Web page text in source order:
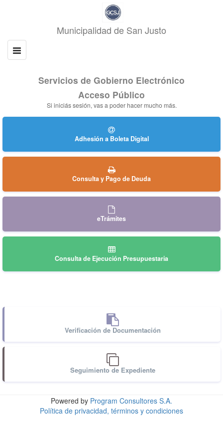
Servicios de Gobierno Electrónico
Acceso Público
Si iniciás sesión, vas a poder hacer mucho más.
Adhesión a Boleta Digital
Consulta y Pago de Deuda
eTrámites
Consulta de Ejecución Presupuestaria
Verificación de Documentación
Seguimiento de Expediente
Powered by Program Consultores S.A.
Política de privacidad, términos y condiciones